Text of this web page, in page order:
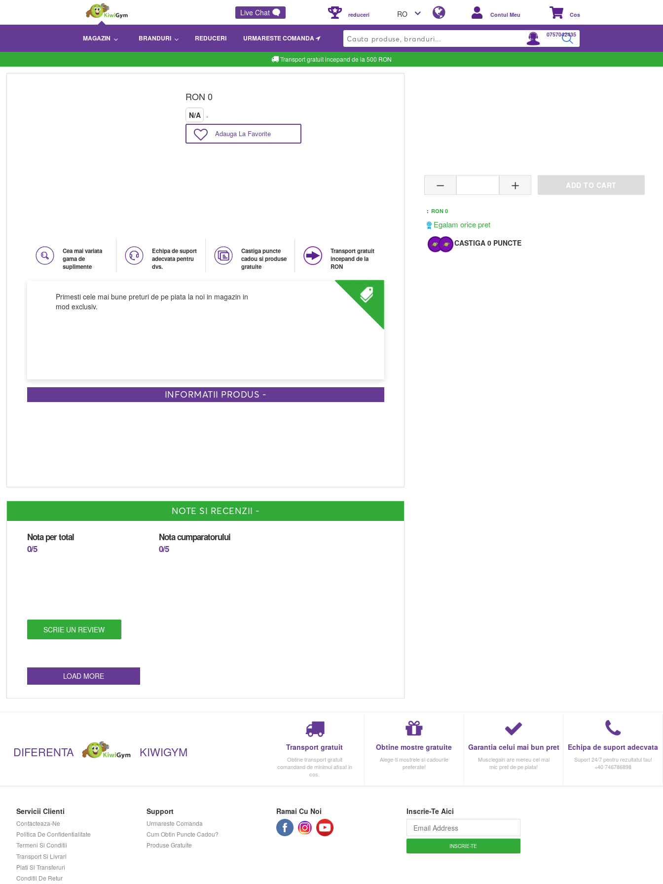
Cos
Contul Meu
RO
reduceri
Live Chat
0757042435
MAGAZIN BRANDURI REDUCERI URMARESTE COMANDA
Transport gratuit incepand de la 500 RON
RON 0
N/A .
Adauga La Favorite
Cea mai variata
gama de
suplimente
Echipa de suport
adecvata pentru
dvs.
Castiga puncte
cadou si produse
gratuite
Transport gratuit
incepand de la
RON
Primesti cele mai bune preturi de pe piata la noi in magazin in
mod exclusiv.
INFORMATII PRODUS -
ADD TO CART
: RON 0
Egalam orice pret
CASTIGA 0 PUNCTE
NOTE SI RECENZII -
Nota per total
0/5
Nota cumparatorului
0/5
SCRIE UN REVIEW
LOAD MORE
DIFERENTA KIWIGYM Transport gratuit
Obtine transport gratuit
comandand de minimul afisat in
cos.
Obtine mostre gratuite
Alege-ti mostrele si cadourile
preferate!
Garantia celui mai bun pret
Musclegain are mereu cel mai
mic pret de pe piata!
Echipa de suport adecvata
Suport 24/7 pentru rezultatul tau!
+40 746786898
Servicii Clienti
Contacteaza-Ne
Politica De Confidentialitate
Termeni Si Conditii
Transport Si Livrari
Plati Si Transferuri
Conditii De Retur
Support
Urmareste Comanda
Cum Obtin Puncte Cadou?
Produse Gratuite
Ramai Cu Noi Inscrie-Te Aici
INSCRIE-TE